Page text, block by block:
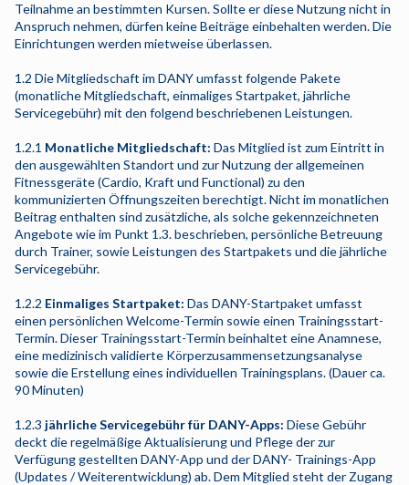
JETZT
Teilnahme an bestimmten Kursen. Sollte er diese Nutzung nicht in
Anspruch nehmen, dürfen keine Beiträge einbehalten werden. Die
Einrichtungen werden mietweise überlassen.
1.2 Die Mitgliedschaft im DANY umfasst folgende Pakete
(monatliche Mitgliedschaft, einmaliges Startpaket, jährliche
Servicegebühr) mit den folgend beschriebenen Leistungen.
1.2.1 Monatliche Mitgliedschaft: Das Mitglied ist zum Eintritt in
den ausgewählten Standort und zur Nutzung der allgemeinen
Fitnessgeräte (Cardio, Kraft und Functional) zu den
kommunizierten Öffnungszeiten berechtigt. Nicht im monatlichen
Beitrag enthalten sind zusätzliche, als solche gekennzeichneten
Angebote wie im Punkt 1.3. beschrieben, persönliche Betreuung
durch Trainer, sowie Leistungen des Startpakets und die jährliche
Servicegebühr.
1.2.2 Einmaliges Startpaket: Das DANY-Startpaket umfasst
einen persönlichen Welcome-Termin sowie einen Trainingsstart-
Termin. Dieser Trainingsstart-Termin beinhaltet eine Anamnese,
eine medizinisch validierte Körperzusammensetzungsanalyse
sowie die Erstellung eines individuellen Trainingsplans. (Dauer ca.
90 Minuten)
1.2.3 jährliche Servicegebühr für DANY-Apps: Diese Gebühr
deckt die regelmäßige Aktualisierung und Pflege der zur
Verfügung gestellten DANY-App und der DANY- Trainings-App
(Updates / Weiterentwicklung) ab. Dem Mitglied steht der Zugang